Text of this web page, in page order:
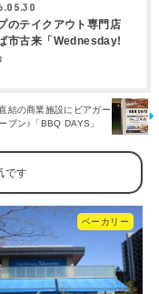
のテイクアウト専門店
ば市古来「Wednesday!
結の商業施設にビアガー
プン♪「BBQ DAYS」
ベーカリー